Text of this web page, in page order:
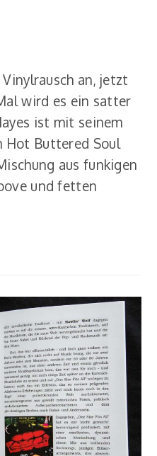
an, jetzt
wird es ein satter
ist mit seinem
Hot Buttered Soul
aus funkigen
und fetten